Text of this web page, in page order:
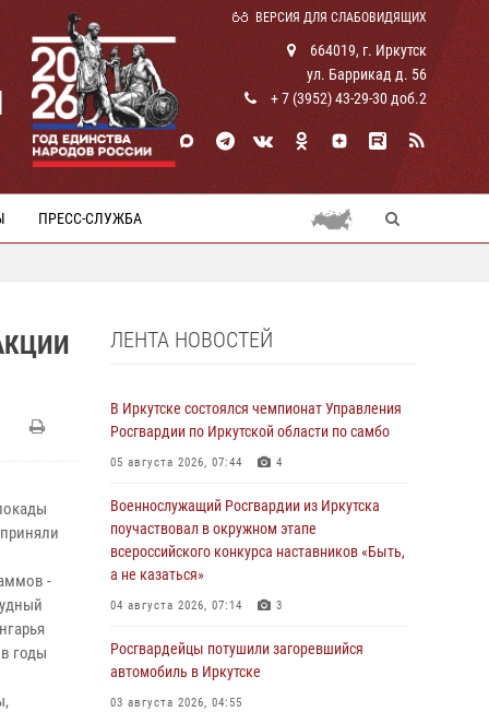
ВЕРСИЯ ДЛЯ СЛАБОВИДЯЩИХ
664019, г. Иркутск
ул. Баррикад д. 56
+ 7 (3952) 43-29-30 доб.2
ПРЕСС-СЛУЖБА
-
годы
ЛЕНТА НОВОСТЕЙ
В Иркутске состоялся чемпионат Управления
Росгвардии по Иркутской области по самбо
05 августа 2026, 07:44 4
Военнослужащий Росгвардии из Иркутска
поучаствовал в окружном этапе
всероссийского конкурса наставников «Быть,
а не казаться»
04 августа 2026, 07:14 3
Росгвардейцы потушили загоревшийся
автомобиль в Иркутске
03 августа 2026, 04:55